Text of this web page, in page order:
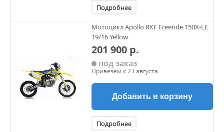
Подробнее
Мотоцикл Apollo RXF Freeride 150X-LE
19/16 Yellow
201 900 р.
под заказ
Привезем к 23 августа
Добавить в корзину
Подробнее